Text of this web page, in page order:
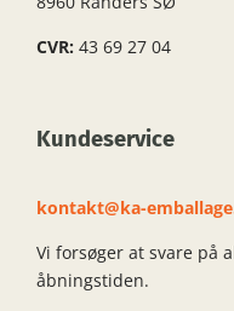
CVR: 43 69 27 04
Kundeservice
kontakt@ka-
Vi forsøger at svare på
åbningstiden.